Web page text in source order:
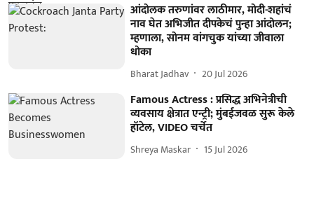
आंदोलक तरुणांवर लाठीमार, मोदी-शहांचं
नाव घेत अभिजीत दीपकेचं पुन्हा आंदोलन;
म्हणाला, सोनम वांगचुक यांच्या जीवाला
धोका
Bharat Jadhav 20 Jul 2026
Famous Actress : प्रसिद्ध अभिनेत्रीची
व्यवसाय क्षेत्रात एन्ट्री; मुंबईजवळ सुरू केले
हॉटेल, VIDEO चर्चेत
Shreya Maskar 15 Jul 2026